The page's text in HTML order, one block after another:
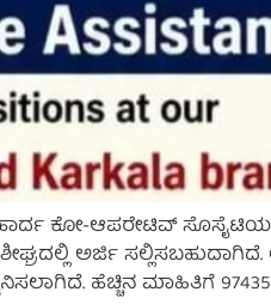
ಕೋ-ಆಪರೇಟಿವ್
ಅರ್ಜಿ
ಹೆಚ್ಚಿನ ಮಾಹಿತಿಗೆ